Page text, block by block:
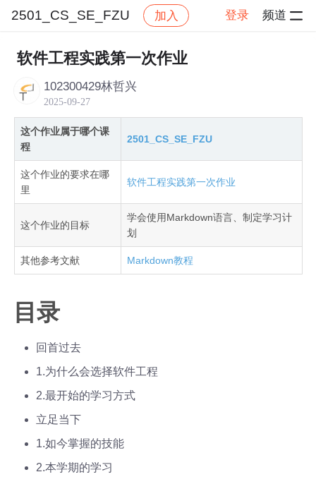
2501_CS_SE_FZU 加入 登录 频道
社区 2501_CS_SE_FZU 作业提交
软件工程实践第一次作业
102300429林哲兴
2025-09-27
这个作业属于哪个课
程
2501_CS_SE_FZU
这个作业的要求在哪
里
软件工程实践第一次作业
这个作业的目标
学会使用Markdown语言、制定学习计
划
其他参考文献 Markdown教程
目录
回首过去
1.为什么会选择软件工程
2.最开始的学习方式
立足当下
1.如今掌握的技能
2.本学期的学习